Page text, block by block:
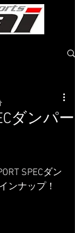
ダンパー
SPECダン
ンナップ！